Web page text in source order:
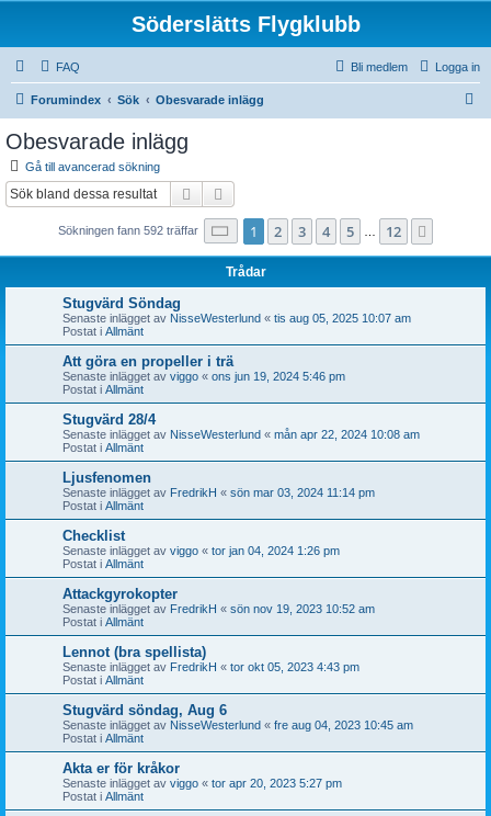
Söderslätts Flygklubb
FAQ Logga in
Bli medlem
Forumindex Sök Obesvarade inlägg
Obesvarade inlägg
Gå till avancerad sökning
Sök
Sökningen fann 592 träffar Sida av 12
1 2 3 4 5 12
Trådar
Stugvärd Söndag
Senaste inlägget av NisseWesterlund « tis aug 05, 2025 10:07 am
Postat i Allmänt
Att göra en propeller i trä
Senaste inlägget av viggo « ons jun 19, 2024 5:46 pm
Postat i Allmänt
Stugvärd 28/4
Senaste inlägget av NisseWesterlund « mån apr 22, 2024 10:08 am
Postat i Allmänt
Ljusfenomen
Senaste inlägget av FredrikH « sön mar 03, 2024 11:14 pm
Postat i Allmänt
Checklist
Senaste inlägget av viggo « tor jan 04, 2024 1:26 pm
Postat i Allmänt
Attackgyrokopter
Senaste inlägget av FredrikH « sön nov 19, 2023 10:52 am
Postat i Allmänt
Lennot (bra spellista)
Senaste inlägget av FredrikH « tor okt 05, 2023 4:43 pm
Postat i Allmänt
Stugvärd söndag, Aug 6
Senaste inlägget av NisseWesterlund « fre aug 04, 2023 10:45 am
Postat i Allmänt
Akta er för kråkor
Senaste inlägget av viggo « tor apr 20, 2023 5:27 pm
Postat i Allmänt